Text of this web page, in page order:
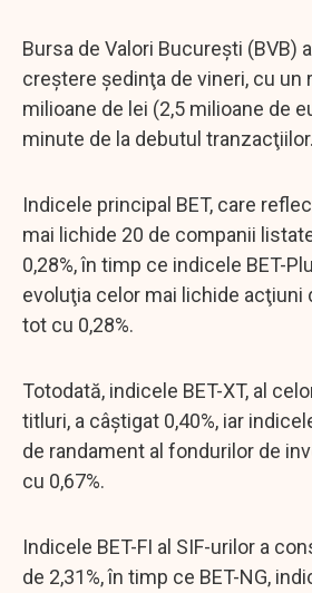
Bursa de Valori Bucureşti (BVB)
creştere şedinţa de vineri, cu un
milioane de lei (2,5 milioane de
minute de la debutul tranzacţiilor.
Indicele principal BET, care
mai lichide 20 de companii
0,28%, în timp ce indicele BET-
evoluţia celor mai lichide acţiuni
tot cu 0,28%.
Totodată, indicele BET-XT, al
titluri, a câştigat 0,40%, iar
de randament al fondurilor de
cu 0,67%.
Indicele BET-FI al SIF-urilor a
de 2,31%, în timp ce BET-NG,